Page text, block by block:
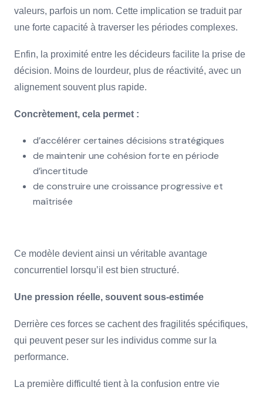
valeurs, parfois un nom. Cette implication se traduit par
une forte capacité à traverser les périodes complexes.
Enfin, la proximité entre les décideurs facilite la prise de
décision. Moins de lourdeur, plus de réactivité, avec un
alignement souvent plus rapide.
Concrètement, cela permet :
d’accélérer certaines décisions stratégiques
de maintenir une cohésion forte en période
d’incertitude
de construire une croissance progressive et
maîtrisée
Ce modèle devient ainsi un véritable avantage
concurrentiel lorsqu’il est bien structuré.
Une pression réelle, souvent sous-estimée
Derrière ces forces se cachent des fragilités spécifiques,
qui peuvent peser sur les individus comme sur la
performance.
La première difficulté tient à la confusion entre vie